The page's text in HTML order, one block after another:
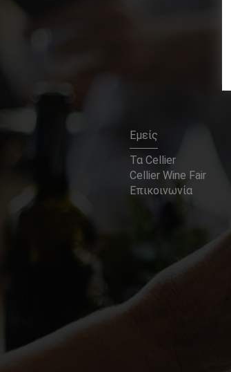
Εμείς
Τα Cellier
Cellier Wine Fair
Επικοινωνία